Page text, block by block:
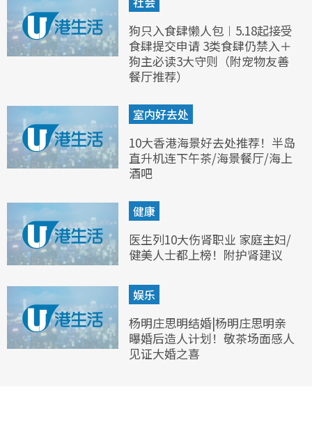
狗只入食肆懒人包︱5.18起接受
食肆提交申请 3类食肆仍禁入＋
狗主必读3大守则（附宠物友善
餐厅推荐）
室内好去处
10大香港海景好去处推荐！半岛
直升机连下午茶/海景餐厅/海上
酒吧
健康
医生列10大伤肾职业 家庭主妇/
健美人士都上榜！附护肾建议
娱乐
杨明庄思明结婚|杨明庄思明亲
曝婚后造人计划！敬茶场面感人
见证大婚之喜